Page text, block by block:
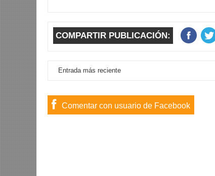
COMPARTIR PUBLICACIÓN:
Entrada más reciente
Comentar con usuario de Facebook